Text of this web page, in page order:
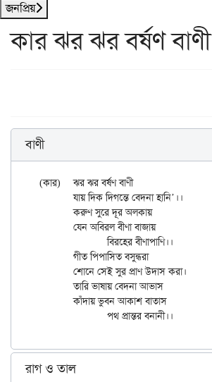
জনপ্রিয়
কার ঝর ঝর বর্ষণ বাণী
বাণী
(কার)	ঝর ঝর বর্ষণ বাণী
	যায় দিক দিগন্তে বেদনা হানি’।।
	করুণ সুরে দূর অলকায়
		বিরহের বীণাপাণি।।
	তারি ভাষায় বেদনা আভাস
	কাঁদায় ভুবন আকাশ বাতাস
রাগ ও তাল